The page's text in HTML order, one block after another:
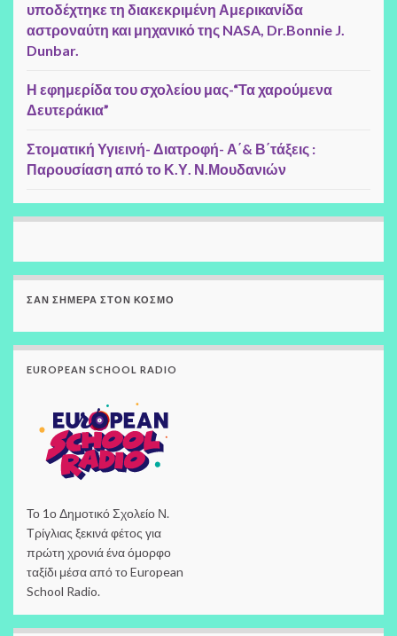
υποδέχτηκε τη διακεκριμένη Αμερικανίδα
αστροναύτη και μηχανικό της NASA, Dr.Bonnie J.
Dunbar.
Η εφημερίδα του σχολείου μας-“Τα χαρούμενα
Δευτεράκια”
Στοματική Υγιεινή- Διατροφή- Α΄& Β΄τάξεις :
Παρουσίαση από το Κ.Υ. Ν.Μουδανιών
ΣΑΝ ΣΉΜΕΡΑ ΣΤΟΝ ΚΌΣΜΟ
EUROPEAN SCHOOL RADIO
Το 1ο Δημοτικό Σχολείο Ν.
Τρίγλιας ξεκινά φέτος για
πρώτη χρονιά ένα όμορφο
ταξίδι μέσα από το European
School Radio.